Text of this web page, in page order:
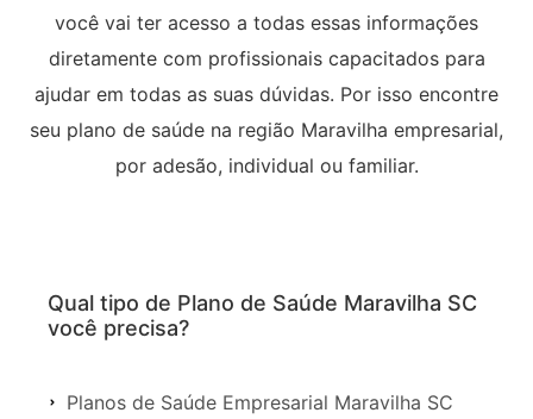
você vai ter acesso a todas essas informações
diretamente com profissionais capacitados para
ajudar em todas as suas dúvidas. Por isso encontre
seu plano de saúde na região Maravilha empresarial,
por adesão, individual ou familiar.
Qual tipo de Plano de Saúde Maravilha SC
você precisa?
Planos de Saúde Empresarial Maravilha SC